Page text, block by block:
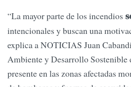
“La mayor parte de los incendios
intencionales y buscan una
explica a NOTICIAS Juan
Ambiente y Desarrollo Sostenible
presente en las zonas afectadas